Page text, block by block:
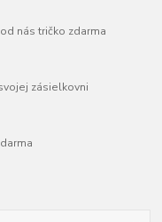
nás tričko zdarma
zásielkovni